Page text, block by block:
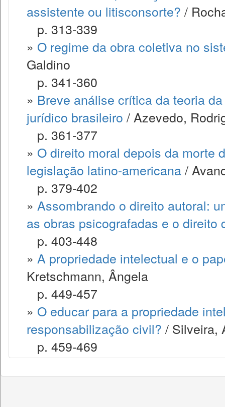
assistente ou litisconsorte? /
p. 313-339
» O regime da obra coletiva no
Galdino
p. 341-360
» Breve análise crítica da teoria
jurídico brasileiro / Azevedo,
p. 361-377
» O direito moral depois da morte
legislação latino-americana/
p. 379-402
» Assombrando o direito autoral:
as obras psicografadas e o direito
p. 403-448
» A propriedade intelectual e o
Kretschmann, Ângela
p. 449-457
» O educar para a propriedade
responsabilização civil? / Silveira,
p. 459-469